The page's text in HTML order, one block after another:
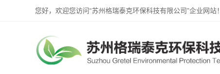
您好，欢迎您访问“苏州格瑞泰克环保科技有限公司”企业网站！